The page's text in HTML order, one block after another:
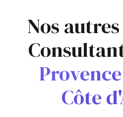
Nos
Côte